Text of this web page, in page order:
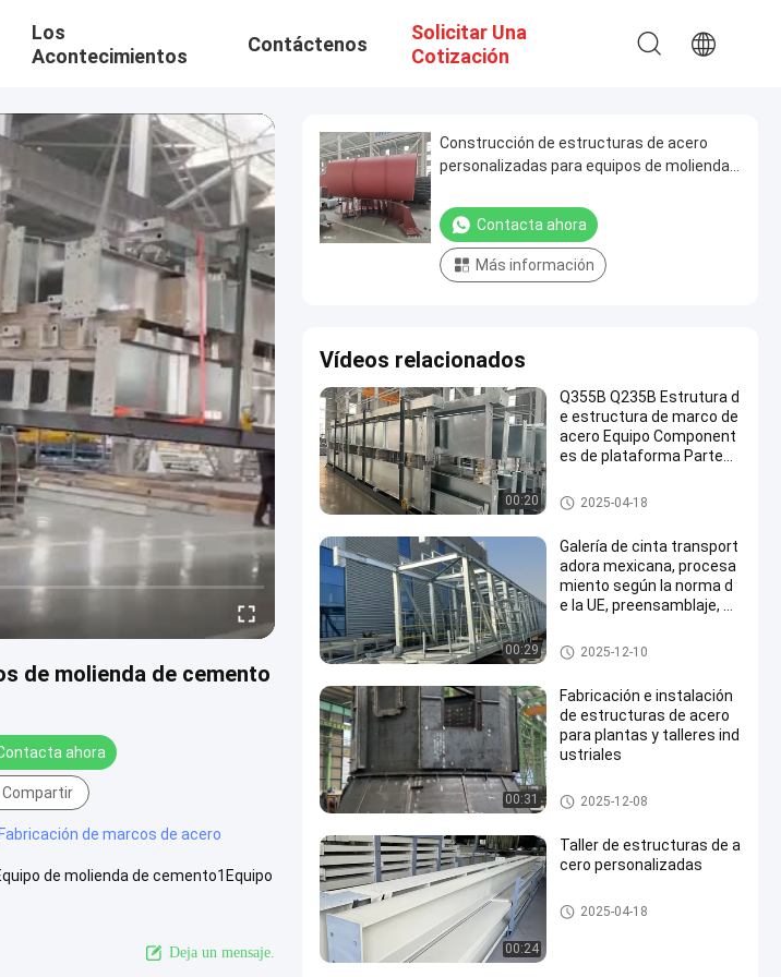
Los
Acontecimientos
Contáctenos
Solicitar Una
Cotización
de molienda de cemento
ahora
Compartir
de marcos de acero
de molienda de cemento1Equipo
Deja un mensaje.
Construcción de estructuras de acero
personalizadas para equipos de molienda
Contacta ahora
Más información
Vídeos relacionados
00:20
Q355B Q235B Estrutura d
e estructura de marco de
acero Equipo Component
es de plataforma Partes
Taller de estructuras de acero
2025-04-18
00:29
Galería de cinta transport
adora mexicana, procesa
miento según la norma d
e la UE, preensamblaje, co
tro de 3 mm
Fabricación de la estructura de
acero
2025-12-10
00:31
Fabricación e instalación
de estructuras de acero
para plantas y talleres ind
ustriales
Fabricación de la estructura de
acero
2025-12-08
00:24
Taller de estructuras de a
cero personalizadas
Taller de estructuras de acero
2025-04-18